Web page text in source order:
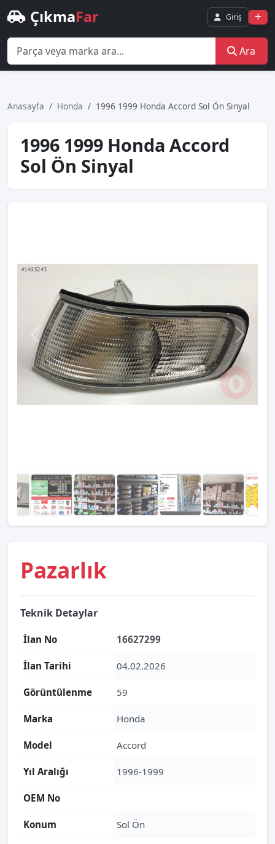
ÇıkmaFar Giriş
Ara
Anasayfa Honda 1996 1999 Honda Accord Sol Ön Sinyal
1996 1999 Honda Accord
Sol Ön Sinyal
Pazarlık
Teknik Detaylar
İlan No 16627299
İlan Tarihi 04.02.2026
Görüntülenme 59
Marka Honda
Model Accord
Yıl Aralığı 1996-1999
OEM No
Konum Sol Ön